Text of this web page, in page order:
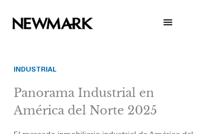
content
INDUSTRIAL
Panorama Industrial en
América del Norte 2025